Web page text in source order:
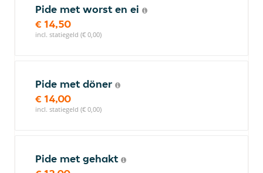
Pide met worst en ei
€ 14,50
incl. statiegeld (€ 0,00)
Pide met döner
€ 14,00
incl. statiegeld (€ 0,00)
Pide met gehakt